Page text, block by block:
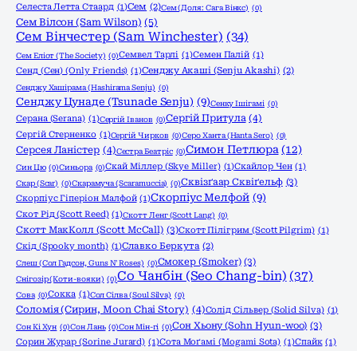
Селеста Летта Стаард (1)Сем (2)Сем (Доля: Сага Вінкс) (0)
Сем Вілсон (Sam Wilson) (5)
Сем Вінчестер (Sam Winchester) (34)
Сем Еліот (The Society) (0)Семвел Тарлі (1)Семен Палій (1)
Сенд (Сен) (Only Friends) (1)Сенджу Акаші (Senju Akashi) (2)
Сенджу Хашірама (Hashirama Senju) (0)
Сенджу Цунаде (Tsunade Senju) (9)Сенку Ішігамі (0)
Серана (Serana) (1)Сергій Іванов (0)Сергій Притула (4)
Сергій Стерненко (1)Сергій Чирков (0)Серо Ханта (Hanta Sero) (0)
Серсея Ланістер (4)Сестра Беатріс (0)Симон Петлюра (12)
Син Цю (0)Синьора (0)Скай Міллер (Skye Miller) (1)Скайлор Чен (1)
Скар (Scar) (0)Скарамуча (Scaramuccia) (0)Сквізґаар Сквіґельф (3)
Скорпіус Гіперіон Малфой (1)Скорпіус Мелфой (9)
Скот Рід (Scott Reed) (1)Скотт Ленг (Scott Lang) (0)
Скотт МакКолл (Scott McCall) (3)Скотт Пілігрим (Scott Pilgrim) (1)
Скід (Spooky month) (1)Славко Беркута (2)
Слеш (Сол Гадсон, Guns N' Roses) (0)Смокер (Smoker) (3)
Снігозір (Коти-вояки) (0)Со Чанбін (Seo Chang-bin) (37)
Сова (0)Сокка (1)Сол Сілва (Soul Silva) (0)
Соломія (Сирин, Moon Chai Story) (4)Солід Сільвер (Solid Silva) (1)
Сон Кі Хун (0)Сон Лань (0)Сон Мін-гі (0)Сон Хьону (Sohn Hyun-woo) (3)
Сорин Журар (Sorine Jurard) (1)Сота Моґамі (Mogami Sota) (1)Спайк (1)